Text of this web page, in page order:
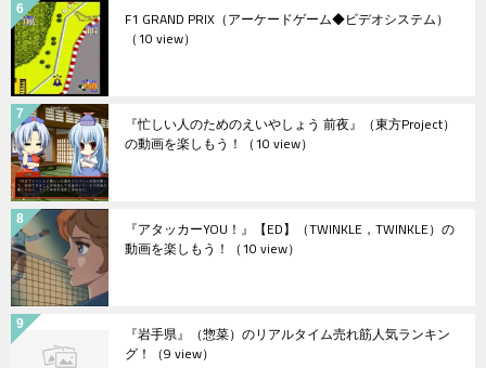
F1 GRAND PRIX（アーケードゲーム◆ビデオシステム）
（10 view）
『忙しい人のためのえいやしょう 前夜』（東方Project）
の動画を楽しもう！ （10 view）
『アタッカーYOU！』【ED】（TWINKLE，TWINKLE）の
動画を楽しもう！ （10 view）
『岩手県』（惣菜）のリアルタイム売れ筋人気ランキン
グ！ （9 view）